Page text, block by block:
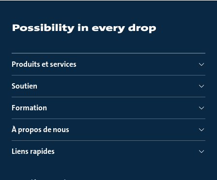
Produits et services
Soutien
Formation
À propos de nous
Liens rapides